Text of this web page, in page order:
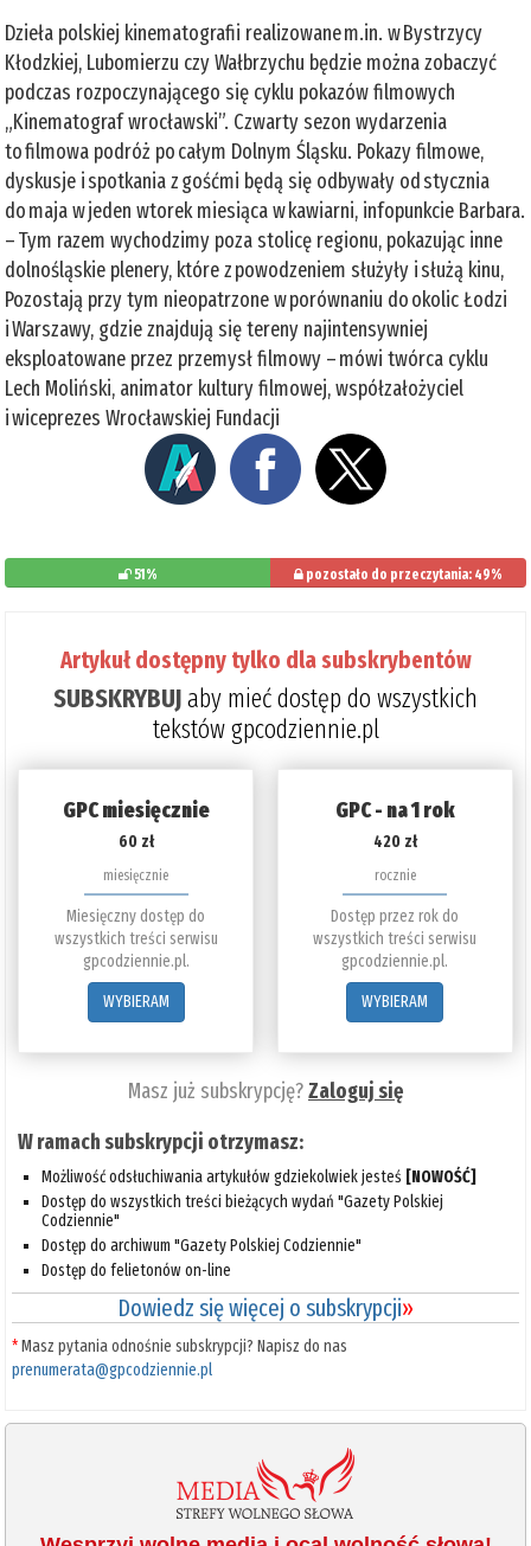
Dzieła polskiej kinematografii realizowane m.in. w Bystrzycy
Kłodzkiej, Lubomierzu czy Wałbrzychu będzie można zobaczyć
podczas rozpoczynającego się cyklu pokazów filmowych
„Kinematograf wrocławski”. Czwarty sezon wydarzenia
to filmowa podróż po całym Dolnym Śląsku. Pokazy filmowe,
dyskusje i spotkania z gośćmi będą się odbywały od stycznia
do maja w jeden wtorek miesiąca w kawiarni, infopunkcie Barbara.
– Tym razem wychodzimy poza stolicę regionu, pokazując inne
dolnośląskie plenery, które z powodzeniem służyły i służą kinu,
Pozostają przy tym nieopatrzone w porównaniu do okolic Łodzi
i Warszawy, gdzie znajdują się tereny najintensywniej
eksploatowane przez przemysł filmowy – mówi twórca cyklu
Lech Moliński, animator kultury filmowej, współzałożyciel
i wiceprezes Wrocławskiej Fundacji
51% pozostało do przeczytania: 49%
Artykuł dostępny tylko dla subskrybentów
SUBSKRYBUJaby mieć dostęp do wszystkich
tekstów gpcodziennie.pl
GPC miesięcznie
60 zł
miesięcznie
Miesięczny dostęp do
wszystkich treści serwisu
gpcodziennie.pl.
WYBIERAM
GPC - na 1 rok
420 zł
rocznie
Dostęp przez rok do
wszystkich treści serwisu
gpcodziennie.pl.
WYBIERAM
Masz już subskrypcję?Zaloguj się
W ramach subskrypcji otrzymasz:
Możliwość odsłuchiwania artykułów gdziekolwiek jesteś [NOWOŚĆ]
Dostęp do wszystkich treści bieżących wydań "Gazety Polskiej
Codziennie"
Dostęp do archiwum "Gazety Polskiej Codziennie"
Dostęp do felietonów on-line
Dowiedz się więcej o subskrypcji»
*Masz pytania odnośnie subskrypcji? Napisz do nas
prenumerata@gpcodziennie.pl